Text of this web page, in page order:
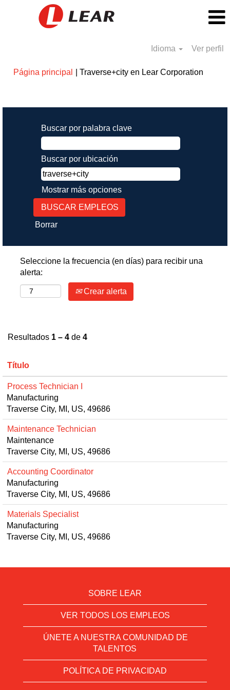
Idioma Ver perfil
Página principal Traverse+city en Lear Corporation
Buscar por palabra clave
Buscar por ubicación
Mostrar más opciones
Borrar
Seleccione la frecuencia (en días) para recibir una
alerta:
Crear alerta
Resultados 1 – 4 de 4
Título
Process Technician I
Manufacturing
Traverse City, MI, US, 49686
Maintenance Technician
Maintenance
Traverse City, MI, US, 49686
Accounting Coordinator
Manufacturing
Traverse City, MI, US, 49686
Materials Specialist
Manufacturing
Traverse City, MI, US, 49686
SOBRE LEAR
VER TODOS LOS EMPLEOS
ÚNETE A NUESTRA COMUNIDAD DE
TALENTOS
POLÍTICA DE PRIVACIDAD